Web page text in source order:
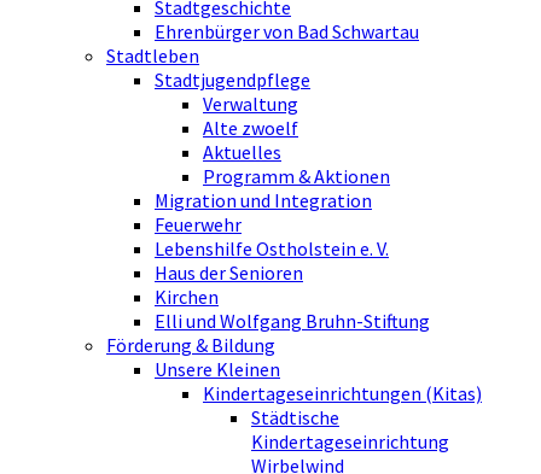
Stadtgeschichte
Ehrenbürger von Bad Schwartau
Stadtleben
Stadtjugendpflege
Verwaltung
Alte zwoelf
Aktuelles
Programm & Aktionen
Migration und Integration
Feuerwehr
Lebenshilfe Ostholstein e. V.
Haus der Senioren
Kirchen
Elli und Wolfgang Bruhn-Stiftung
Förderung & Bildung
Unsere Kleinen
Kindertageseinrichtungen (Kitas)
Städtische
Kindertageseinrichtung
Wirbelwind